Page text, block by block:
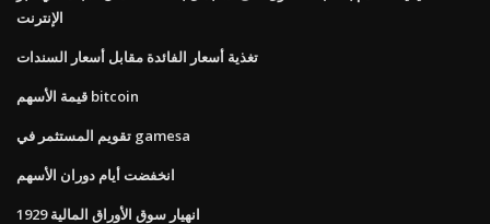
الإنترنت
تغذية أسعار الفائدة مقابل أسعار السندات
قيمة الأسهم bitcoin
تقويم المستثمر في gamesa
انخفضت أيام دوران الأسهم
انهيار سوق الأوراق المالية 1929